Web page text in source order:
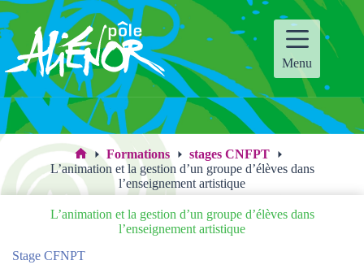
Passer
au
contenu
Menu
Accueil
Formations
stages CNFPT
L’animation et la gestion d’un groupe d’élèves dans
l’enseignement artistique
L’animation et la gestion d’un groupe d’élèves dans
l’enseignement artistique
Stage CFNPT